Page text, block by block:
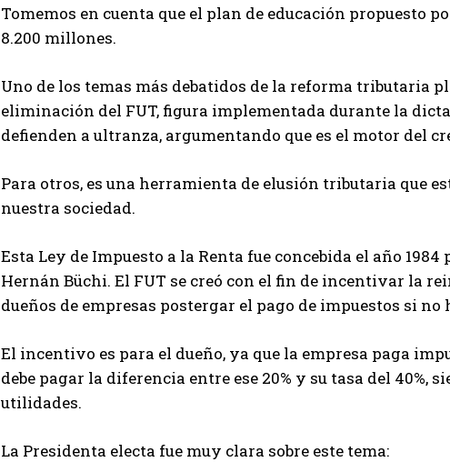
Tomemos en cuenta que el plan de educación propuesto
8.200 millones.
Uno de los temas más debatidos de la reforma tributaria
eliminación del FUT, figura implementada durante la
defienden a ultranza, argumentando que es el motor del
Para otros, es una herramienta de elusión tributaria que
nuestra sociedad.
Esta Ley de Impuesto a la Renta fue concebida el año
Hernán Büchi. El FUT se creó con el fin de incentivar la
dueños de empresas postergar el pago de impuestos si
El incentivo es para el dueño, ya que la empresa paga
debe pagar la diferencia entre ese 20% y su tasa del 40%,
utilidades.
La Presidenta electa fue muy clara sobre este tema: